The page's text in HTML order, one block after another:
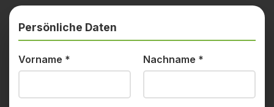
Persönliche Daten
Vorname * Nachname *